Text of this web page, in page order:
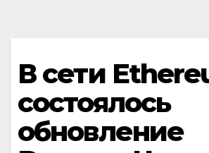
В сети
состоялось
обновление